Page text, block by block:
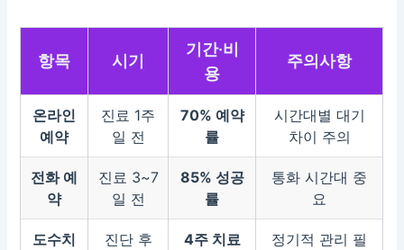
항목 시기
기간·비
용
주의사항
온라인
예약
진료 1주
일 전
70% 예약
률
시간대별 대기
차이 주의
전화 예
약
진료 3~7
일 전
85% 성공
률
통화 시간대 중
요
도수치
진단 후
4주 치료
정기적 관리 필